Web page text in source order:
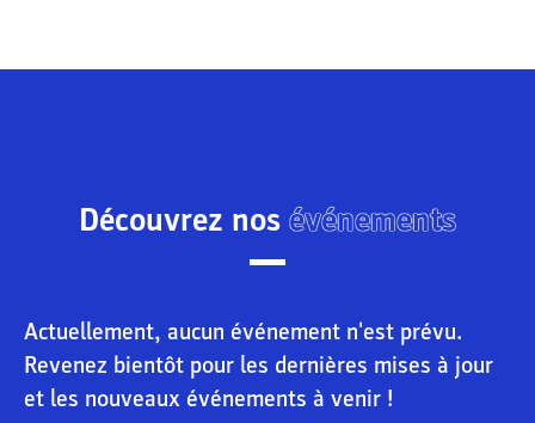
Découvrez nos événements
Actuellement, aucun événement n'est prévu.
Revenez bientôt pour les dernières mises à jour
et les nouveaux événements à venir !